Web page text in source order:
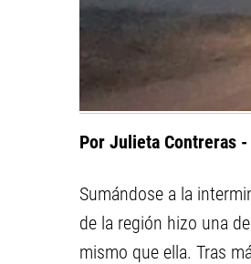
Por Julieta Contreras -
Sumándose a la
de la región hizo una
mismo que ella. Tras